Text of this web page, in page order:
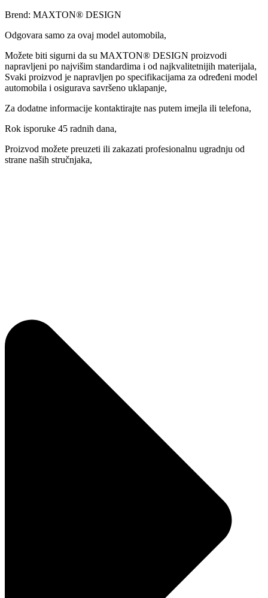
Brend: MAXTON® DESIGN
Odgovara samo za ovaj model automobila,
Možete biti sigurni da su MAXTON® DESIGN proizvodi
napravljeni po najvišim standardima i od najkvalitetnijih materijala,
Svaki proizvod je napravljen po specifikacijama za određeni model
automobila i osigurava savršeno uklapanje,
Za dodatne informacije kontaktirajte nas putem imejla ili telefona,
Rok isporuke 45 radnih dana,
Proizvod možete preuzeti ili zakazati profesionalnu ugradnju od
strane naših stručnjaka,